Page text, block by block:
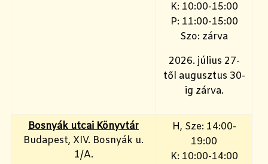
K: 10:00-15:00
P: 11:00-15:00
Szo: zárva
2026. július 27-
től augusztus 30-
ig zárva.
Bosnyák utcai Könyvtár
Budapest, XIV. Bosnyák u.
1/A.
H, Sze: 14:00-
19:00
K: 10:00-14:00